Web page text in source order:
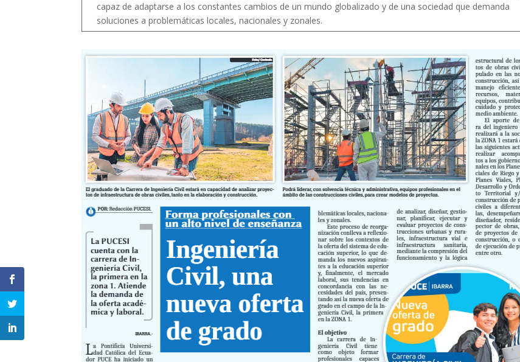
capaz de adaptarse a los constantes cambios de un mundo globalizado y de una sociedad que demanda
soluciones a problemáticas locales, nacionales y zonales.